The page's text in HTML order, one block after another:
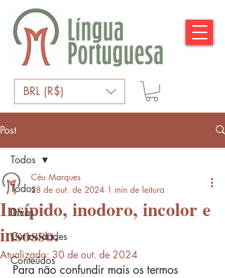
BRL (R$)
Post
Todos
Dicas
Curiosidades
Conteúdos
Todos
Insípido, inodoro, incolor e
insosso.
Céu Marques
28 de out. de 2024 1 min de leitura
Atualizado: 30 de out. de 2024
Para não confundir mais os termos